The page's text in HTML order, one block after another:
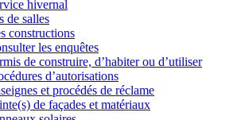
hivernal
de salles
constructions
les enquêtes
de construire, d’habiter ou d’utiliser
d’autorisations
et procédés de réclame
de façades et matériaux